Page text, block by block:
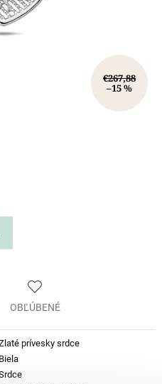
€267,88
–15 %
OBĽÚBENÉ
prívesky srdce
Biela